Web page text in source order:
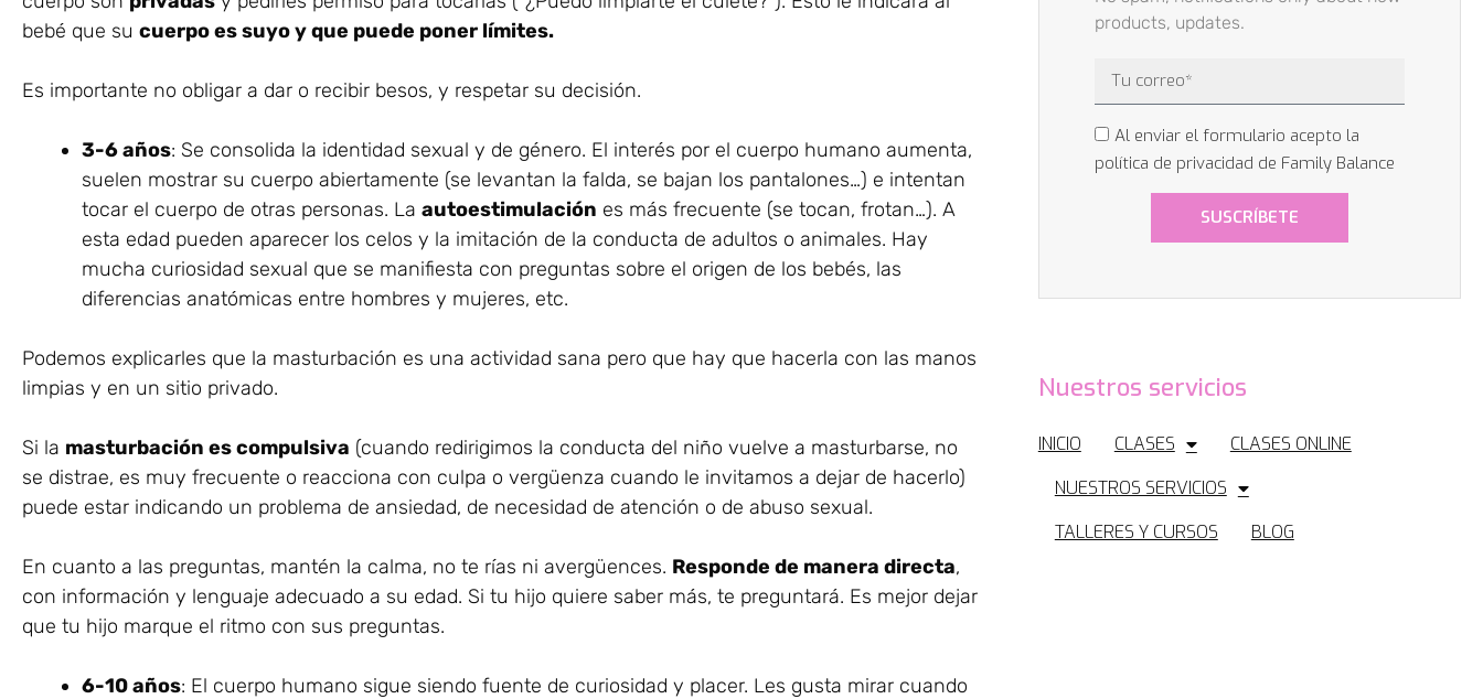
bebé que su cuerpo es suyo y que puede poner límites.
Es importante no obligar a dar o recibir besos, y respetar su decisión.
3-6 años: Se consolida la identidad sexual y de género. El interés por el cuerpo humano aumenta,
suelen mostrar su cuerpo abiertamente (se levantan la falda, se bajan los pantalones…) e intentan
tocar el cuerpo de otras personas. La autoestimulación es más frecuente (se tocan, frotan…). A
esta edad pueden aparecer los celos y la imitación de la conducta de adultos o animales. Hay
mucha curiosidad sexual que se manifiesta con preguntas sobre el origen de los bebés, las
diferencias anatómicas entre hombres y mujeres, etc.
Podemos explicarles que la masturbación es una actividad sana pero que hay que hacerla con las manos
limpias y en un sitio privado.
Si la masturbación es compulsiva (cuando redirigimos la conducta del niño vuelve a masturbarse, no
se distrae, es muy frecuente o reacciona con culpa o vergüenza cuando le invitamos a dejar de hacerlo)
puede estar indicando un problema de ansiedad, de necesidad de atención o de abuso sexual.
En cuanto a las preguntas, mantén la calma, no te rías ni avergüences. Responde de manera directa,
con información y lenguaje adecuado a su edad. Si tu hijo quiere saber más, te preguntará. Es mejor dejar
que tu hijo marque el ritmo con sus preguntas.
6-10 años: El cuerpo humano sigue siendo fuente de curiosidad y placer. Les gusta mirar cuando
products, updates.
Al enviar el formulario acepto la
política de privacidad de Family Balance
SUSCRÍBETE
Nuestros servicios
INICIO CLASES
CLASES ONLINE
NUESTROS SERVICIOS
TALLERES Y CURSOS
BLOG